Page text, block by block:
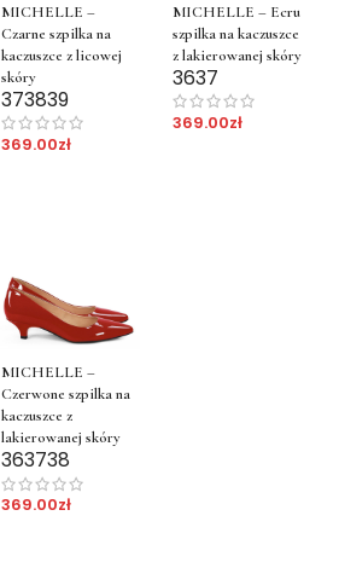
MICHELLE –
Czarne szpilka na
kaczuszce z licowej
skóry
373839
369.00zł
MICHELLE – Ecru
szpilka na kaczuszce
z lakierowanej skóry
3637
369.00zł
MICHELLE –
Czerwone szpilka na
kaczuszce z
lakierowanej skóry
363738
369.00zł